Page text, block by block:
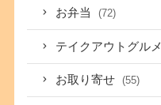
お弁当 (72)
テイクアウトグルメ
お取り寄せ (55)